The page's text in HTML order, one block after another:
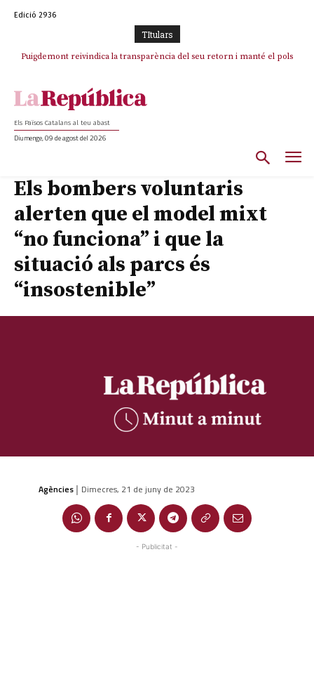
Edició 2936
TItulars
Puigdemont reivindica la transparència del seu retorn i manté el pols
Portugal acusa Espanya de provocar un “efecte crida” massiu per la seva
Els Països Catalans al teu abast
Diumenge, 09 de agost del 2026
Els bombers voluntaris
alerten que el model mixt
“no funciona” i que la
situació als parcs és
“insostenible”
Agències | Dimecres, 21 de juny de 2023
- Publicitat -